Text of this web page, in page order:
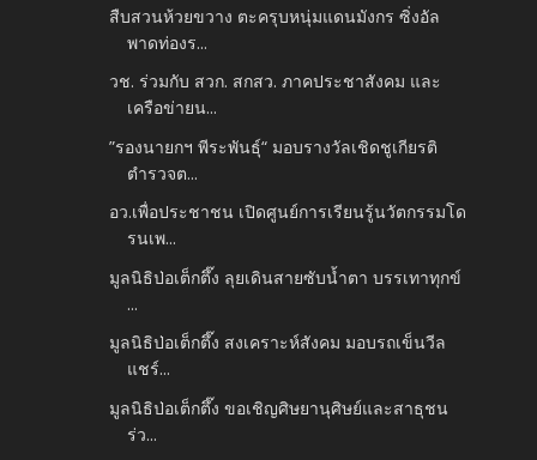
สืบสวนห้วยขวาง ตะครุบหนุ่มแดนมังกร ซิ่งอัล
พาดท่องร...
วช. ร่วมกับ สวก. สกสว. ภาคประชาสังคม และ
เครือข่ายน...
”รองนายกฯ พีระพันธุ์“ มอบรางวัลเชิดชูเกียรติ
ตำรวจต...
อว.เพื่อประชาชน เปิดศูนย์การเรียนรู้นวัตกรรมโด
รนเพ...
มูลนิธิป่อเต็กตึ๊ง ลุยเดินสายซับน้ำตา บรรเทาทุกข์
...
มูลนิธิป่อเต็กตึ๊ง สงเคราะห์สังคม มอบรถเข็นวีล
แชร์...
มูลนิธิป่อเต็กตึ๊ง ขอเชิญศิษยานุศิษย์และสาธุชน
ร่ว...